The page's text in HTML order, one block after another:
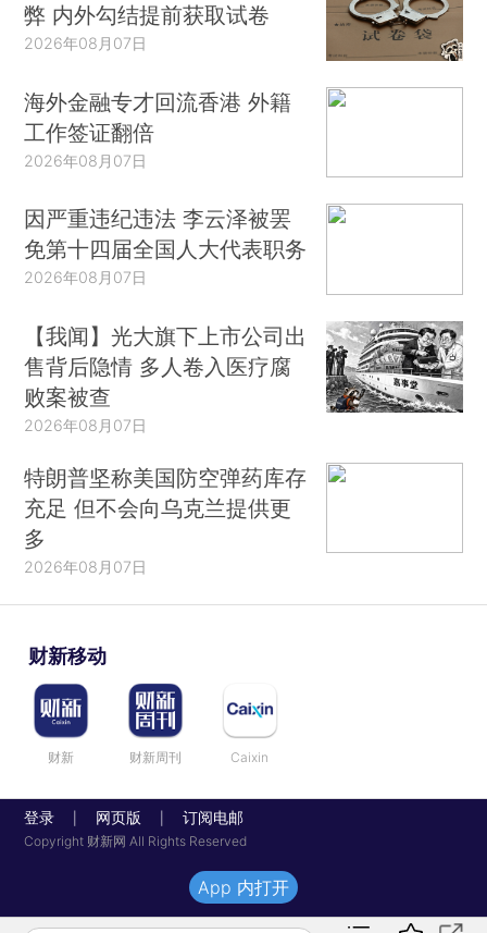
弊 内外勾结提前获取试卷
2026年08月07日
海外金融专才回流香港 外籍
工作签证翻倍
2026年08月07日
因严重违纪违法 李云泽被罢
免第十四届全国人大代表职务
2026年08月07日
【我闻】光大旗下上市公司出
售背后隐情 多人卷入医疗腐
败案被查
2026年08月07日
特朗普坚称美国防空弹药库存
充足 但不会向乌克兰提供更
多
2026年08月07日
财新移动
财新 财新周刊 Caixin
登录 网页版 订阅电邮
Copyright 财新网 All Rights Reserved
App 内打开